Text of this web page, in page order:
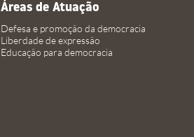
Áreas de Atuação
Defesa e promoção da democracia
Liberdade de expressão
Educação para democracia